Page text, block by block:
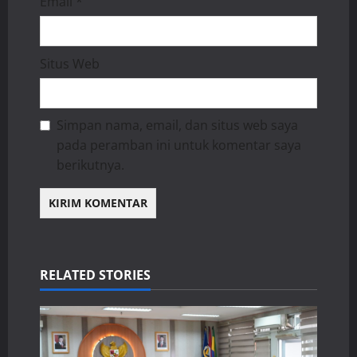
Situs Web
Simpan nama, email, dan situs web saya
pada peramban ini untuk komentar saya
berikutnya.
RELATED STORIES